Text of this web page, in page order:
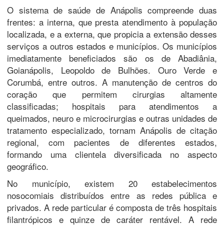
O sistema de saúde de Anápolis compreende duas
frentes: a interna, que presta atendimento à população
localizada, e a externa, que propicia a extensão desses
serviços a outros estados e municípios. Os municípios
imediatamente beneficiados são os de Abadiânia,
Goianápolis, Leopoldo de Bulhões. Ouro Verde e
Corumbá, entre outros. A manutenção de centros do
coração que permitem cirurgias altamente
classificadas; hospitais para atendimentos a
queimados, neuro e microcirurgias e outras unidades de
tratamento especializado, tornam Anápolis de citação
regional, com pacientes de diferentes estados,
formando uma clientela diversificada no aspecto
geográfico.
No município, existem 20 estabelecimentos
nosocomiais distribuídos entre as redes pública e
privados. A rede particular é composta de três hospitais
filantrópicos e quinze de caráter rentável. A rede